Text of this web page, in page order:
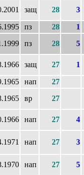
защ 28 3
пз 28 1
пз 28 5
защ 27 1
нап 27
вр 27
нап 27 4
нап 27 3
нап 27 5